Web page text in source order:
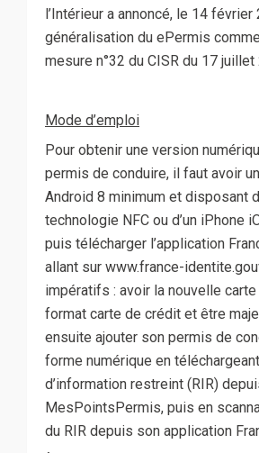
l’Intérieur a annoncé, le 14 février
généralisation du ePermis
mesure n°32 du CISR du 17 juillet
Mode d’emploi
Pour obtenir une version
permis de conduire, il faut avoir
Android 8 minimum et disposant
technologie NFC ou d’un iPhone
puis télécharger l’application
allant sur www.france-
impératifs : avoir la nouvelle carte
format carte de crédit et être
ensuite ajouter son permis de
forme numérique en
d’information restreint (RIR)
MesPointsPermis, puis en
du RIR depuis son application